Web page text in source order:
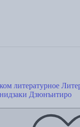
Дзюнъитиро